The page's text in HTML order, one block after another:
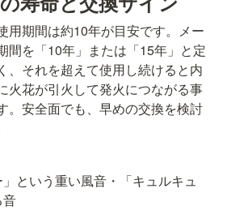
用期間は約10年が目安です。メー
間を「10年」または「15年」と定
、それを超えて使用し続けると内
火花が引火して発火につながる事
。安全面でも、早めの交換を検討
」という重い風音・「キュルキュ
音